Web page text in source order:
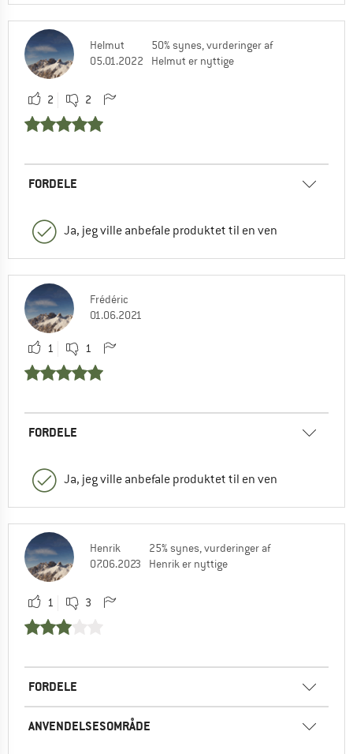
Helmut
05.01.2022
50% synes, vurderinger af
Helmut er nyttige
2 2
FORDELE
Ja, jeg ville anbefale produktet til en ven
Frédéric
01.06.2021
1 1
FORDELE
Ja, jeg ville anbefale produktet til en ven
Henrik
07.06.2023
25% synes, vurderinger af
Henrik er nyttige
1 3
FORDELE
ANVENDELSESOMRÅDE